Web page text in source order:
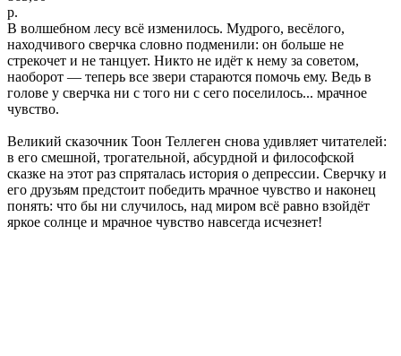
р.
В волшебном лесу всё изменилось. Мудрого, весёлого,
находчивого сверчка словно подменили: он больше не
стрекочет и не танцует. Никто не идёт к нему за советом,
наоборот — теперь все звери стараются помочь ему. Ведь в
голове у сверчка ни с того ни с сего поселилось... мрачное
чувство.
Великий сказочник Тоон Теллеген снова удивляет читателей:
в его смешной, трогательной, абсурдной и философской
сказке на этот раз спряталась история о депрессии. Сверчку и
его друзьям предстоит победить мрачное чувство и наконец
понять: что бы ни случилось, над миром всё равно взойдёт
яркое солнце и мрачное чувство навсегда исчезнет!